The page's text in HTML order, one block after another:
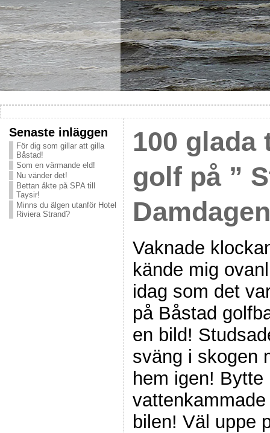
Senaste inläggen
För dig som gillar att gilla
Båstad!
Som en värmande eld!
Nu vänder det!
Bettan åkte på SPA till
Taysir!
Minns du älgen utanför Hotel
Riviera Strand?
100 glada
golf på ”
Vaknade
kände mig
idag som det
på Båstad
en bild!
sväng i skogen
hem igen! Bytte
bilen! Väl uppe